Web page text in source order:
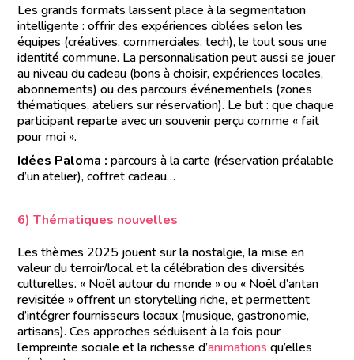
Les grands formats laissent place à la segmentation
intelligente : offrir des expériences ciblées selon les
équipes (créatives, commerciales, tech), le tout sous une
identité commune. La personnalisation peut aussi se jouer
au niveau du cadeau (bons à choisir, expériences locales,
abonnements) ou des parcours événementiels (zones
thématiques, ateliers sur réservation). Le but : que chaque
participant reparte avec un souvenir perçu comme « fait
pour moi ».
Idées Paloma : parcours à la carte (réservation préalable
d’un atelier), coffret cadeau…
6) Thématiques nouvelles
Les thèmes 2025 jouent sur la nostalgie, la mise en
valeur du terroir/local et la célébration des diversités
culturelles. « Noël autour du monde » ou « Noël d’antan
revisitée » offrent un storytelling riche, et permettent
d’intégrer fournisseurs locaux (musique, gastronomie,
artisans). Ces approches séduisent à la fois pour
l’empreinte sociale et la richesse d’animations qu’elles